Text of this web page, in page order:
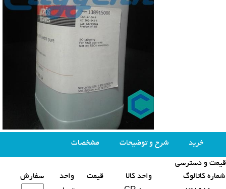
خرید شرح و توضیحات مشخصات
محصولات مشابه
قیمت و دسترسی
شماره کاتالوگ
واحد کالا قیمت واحد
سفارش